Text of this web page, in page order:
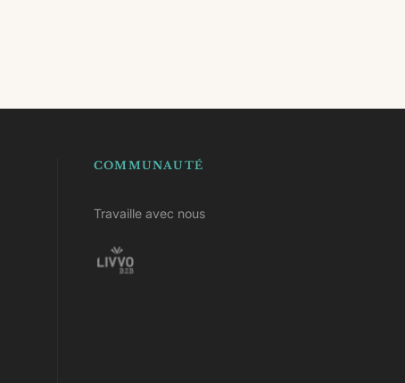
COMMUNAUTÉ
Travaille avec nous